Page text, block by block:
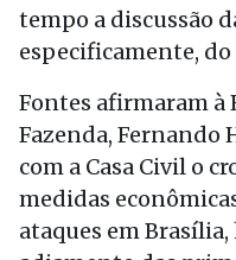
tempo a discussão
especificamente,
Fontes afirmaram à
Fazenda, Fernando
com a Casa Civil o
medidas
ataques em